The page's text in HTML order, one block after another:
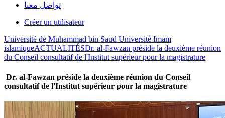
تواصل معنا
Créer un utilisateur
Université de Muhammad bin Saud Université Imam
islamiqueACTUALITÉSDr. al-Fawzan préside la deuxième réunion
du Conseil consultatif de l'Institut supérieur pour la magistrature
Dr. al-Fawzan préside la deuxième réunion du Conseil
consultatif de l'Institut supérieur pour la magistrature